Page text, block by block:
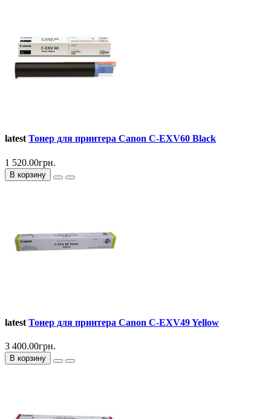
latestТонер для принтера Canon C-EXV60 Black
1 520.00грн.
В корзину
latest Тонер для принтера Canon C-EXV49 Yellow
3 400.00грн.
В корзину